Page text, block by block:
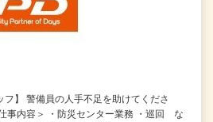
フ】 警備員の人手不足を助けてくださ
事内容＞ ・防災センター業務 ・巡回 な